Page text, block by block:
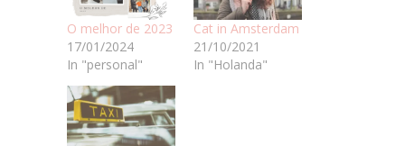
O melhor de 2023
17/01/2024
In "personal"
Cat in Amsterdam
21/10/2021
In "Holanda"